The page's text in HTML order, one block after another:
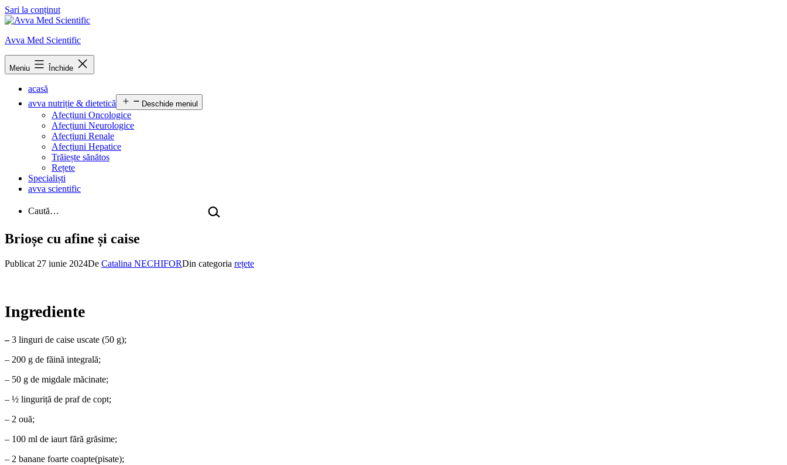
Sari la conținut
Avva Med Scientific
Meniu Închide
acasă
avva nutriție & dietetică
Deschide meniul
Afecțiuni Oncologice
Afecțiuni Neurologice
Afecțiuni Renale
Afecțiuni Hepatice
Trăiește sănătos
Rețete
Specialiști
avva scientific
Caută…
Brioșe cu afine și caise
Publicat 27 iunie 2024De Catalina NECHIFORDin categoria rețete
Ingrediente
–3 linguri de caise uscate (50 g);
– 200 g de făină integrală;
– 50 g de migdale măcinate;
– ½ linguriță de praf de copt;
– 2 ouă;
– 100 ml de iaurt fără grăsime;
– 2 banane foarte coapte(pisate);